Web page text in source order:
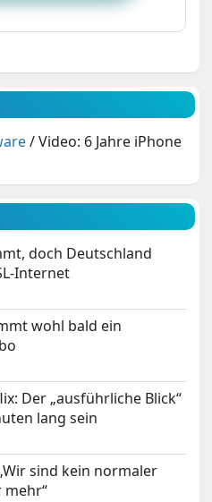
/Video: 6 Jahre iPhone
doch Deutschland
Internet
wohl bald ein
Der „ausführliche Blick“
lang sein
sind kein normaler